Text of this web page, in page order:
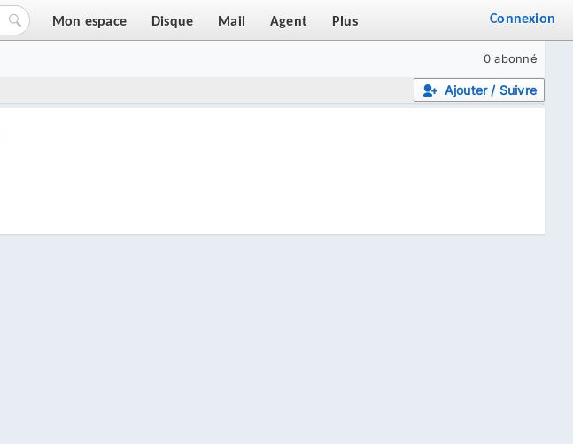
Mon espace Disque Mail Agent Plus Connexion
0 abonné
Ajouter / Suivre